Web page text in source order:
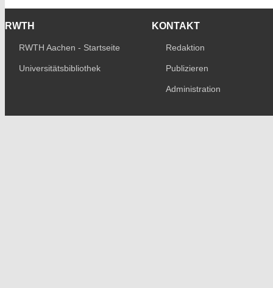
RWTH
RWTH Aachen - Startseite
Universitätsbibliothek
KONTAKT
Redaktion
Publizieren
Administration